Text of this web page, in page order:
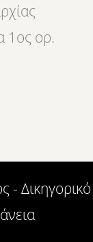
1ος ορ.
- Δικηγορικό